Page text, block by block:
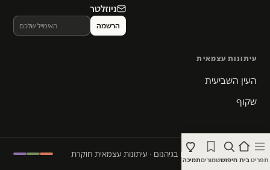
תפריטבית חיפוששמוריםתמיכה
ניוזלטר
עיתונות עצמאית
העין השביעית
שקוף
© 2026 המקום הכי חם בגיהנום · עיתונות עצמאית חוקרת